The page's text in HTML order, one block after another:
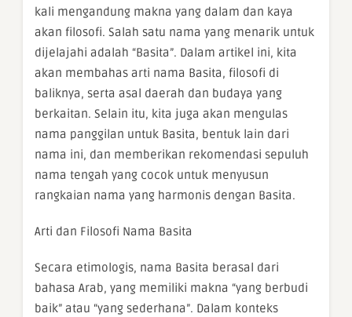
kali mengandung makna yang dalam dan kaya
akan filosofi. Salah satu nama yang menarik untuk
dijelajahi adalah “Basita”. Dalam artikel ini, kita
akan membahas arti nama Basita, filosofi di
baliknya, serta asal daerah dan budaya yang
berkaitan. Selain itu, kita juga akan mengulas
nama panggilan untuk Basita, bentuk lain dari
nama ini, dan memberikan rekomendasi sepuluh
nama tengah yang cocok untuk menyusun
rangkaian nama yang harmonis dengan Basita.
Arti dan Filosofi Nama Basita
Secara etimologis, nama Basita berasal dari
bahasa Arab, yang memiliki makna “yang berbudi
baik” atau “yang sederhana”. Dalam konteks